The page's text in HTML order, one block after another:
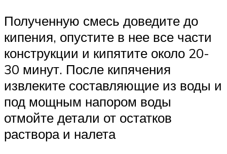
Полученную смесь доведите до
кипения, опустите в нее все части
конструкции и кипятите около 20-
30 минут. После кипячения
извлеките составляющие из воды и
под мощным напором воды
отмойте детали от остатков
раствора и налета